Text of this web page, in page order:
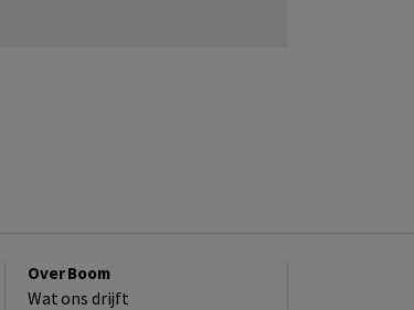
Over Boom
Wat ons drijft